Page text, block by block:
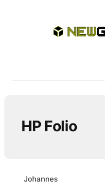
HP Folio
Johannes